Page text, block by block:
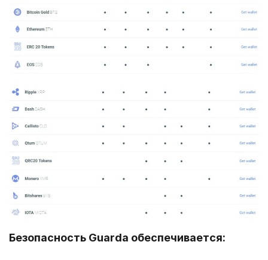
Безопасность Guarda обеспечивается: